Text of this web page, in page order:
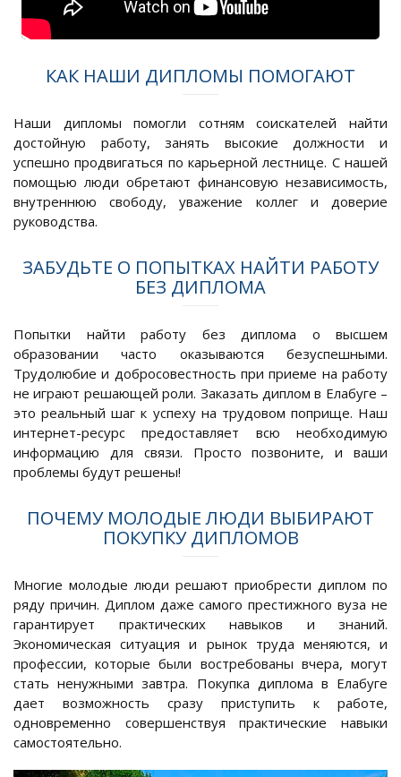
КАК НАШИ ДИПЛОМЫ ПОМОГАЮТ
Наши дипломы помогли сотням соискателей найти
достойную работу, занять высокие должности и
успешно продвигаться по карьерной лестнице. С нашей
помощью люди обретают финансовую независимость,
внутреннюю свободу, уважение коллег и доверие
руководства.
ЗАБУДЬТЕ О ПОПЫТКАХ НАЙТИ РАБОТУ
БЕЗ ДИПЛОМА
Попытки найти работу без диплома о высшем
образовании часто оказываются безуспешными.
Трудолюбие и добросовестность при приеме на работу
не играют решающей роли. Заказать диплом в Елабуге –
это реальный шаг к успеху на трудовом поприще. Наш
интернет-ресурс предоставляет всю необходимую
информацию для связи. Просто позвоните, и ваши
проблемы будут решены!
ПОЧЕМУ МОЛОДЫЕ ЛЮДИ ВЫБИРАЮТ
ПОКУПКУ ДИПЛОМОВ
Многие молодые люди решают приобрести диплом по
ряду причин. Диплом даже самого престижного вуза не
гарантирует практических навыков и знаний.
Экономическая ситуация и рынок труда меняются, и
профессии, которые были востребованы вчера, могут
стать ненужными завтра. Покупка диплома в Елабуге
дает возможность сразу приступить к работе,
одновременно совершенствуя практические навыки
самостоятельно.